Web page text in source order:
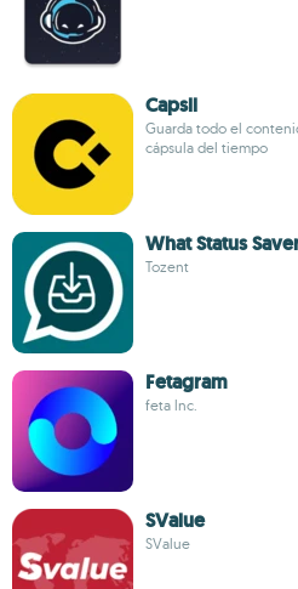
Capsll
Guarda todo el
cápsula del tiempo
What Status
Tozent
Fetagram
feta lnc.
SValue
SValue